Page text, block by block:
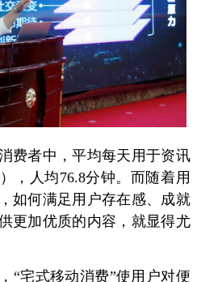
者中，平均每天用于资讯
，人均76.8分钟。而随着用
如何满足用户存在感、成就
更加优质的内容，就显得尤
宅式移动消费”使用户对便